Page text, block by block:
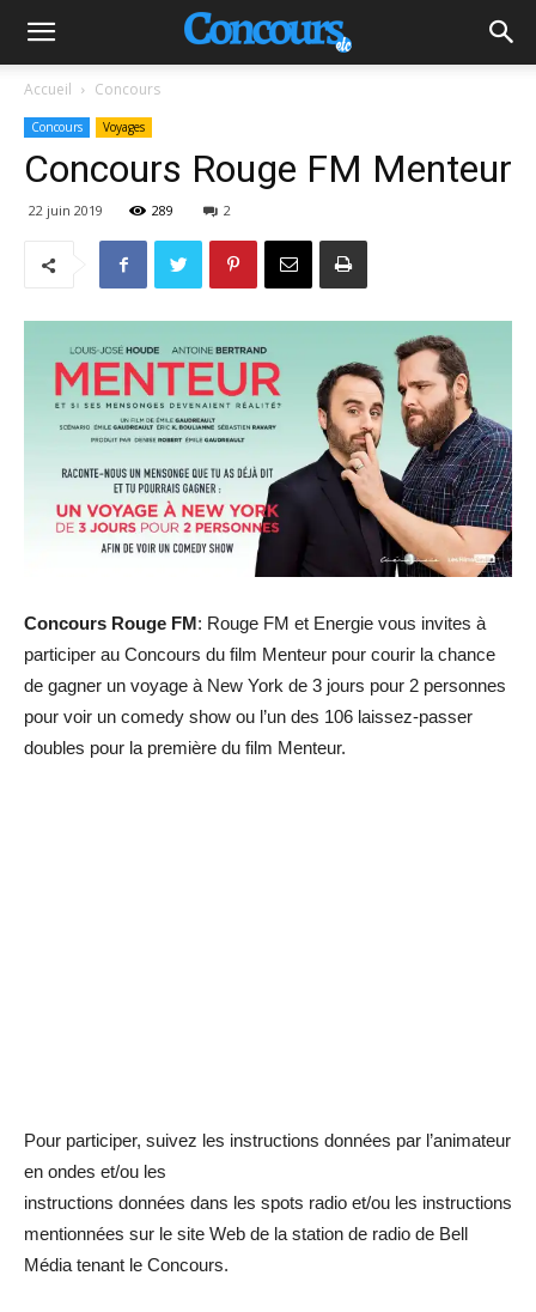
Accueil Concours
Concours Voyages
Concours Rouge FM Menteur
22 juin 2019 289 2
Concours Rouge FM: Rouge FM et Energie vous invites à
participer au Concours du film Menteur pour courir la chance
de gagner un voyage à New York de 3 jours pour 2 personnes
pour voir un comedy show ou l’un des 106 laissez-passer
doubles pour la première du film Menteur.
Pour participer, suivez les instructions données par l’animateur
en ondes et/ou les
instructions données dans les spots radio et/ou les instructions
mentionnées sur le site Web de la station de radio de Bell
Média tenant le Concours.